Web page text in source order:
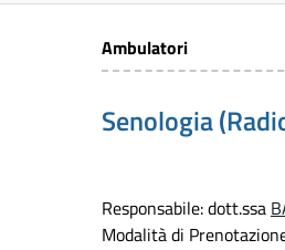
Ambulatori
Senologia
Responsabile: dott.ssa
Modalità di